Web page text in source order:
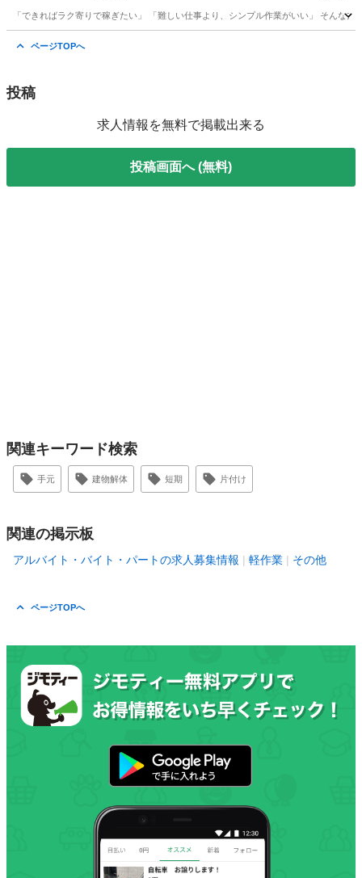
「できればラク寄りで稼ぎたい」 「難しい仕事より、シンプル作業がいい」 そんな
ページTOPへ
投稿
求人情報を無料で掲載出来る
投稿画面へ (無料)
関連キーワード検索
手元 建物解体 短期 片付け
関連の掲示板
アルバイト・バイト・パートの求人募集情報 軽作業 その他
ページTOPへ